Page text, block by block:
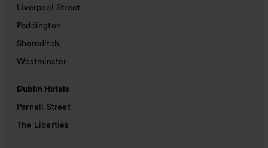
Liverpool Street
Paddington
Shoreditch
Westminster
Dublin Hotels
Parnell Street
The Liberties